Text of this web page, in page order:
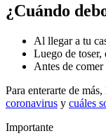
¿Cuándo
Al llegar a tu
Luego de toser,
Antes de
Para enterarte de
coronavirus y cuáles
Importante